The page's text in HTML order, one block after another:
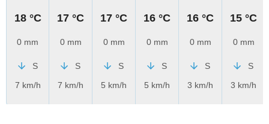
18 °C
0 mm
S
7 km/h
17 °C
0 mm
S
7 km/h
17 °C
0 mm
S
5 km/h
16 °C
0 mm
S
5 km/h
16 °C
0 mm
S
3 km/h
15 °C
0 mm
S
3 km/h